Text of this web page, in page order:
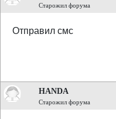
Старожил форума
Отправил смс
HANDA
Старожил форума